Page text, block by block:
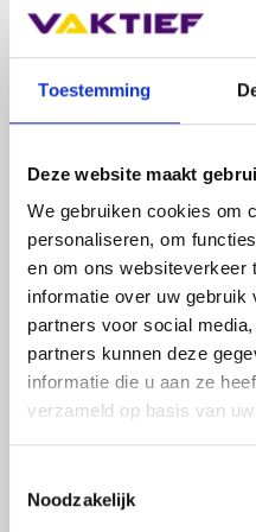
Toestemming
Deze website maakt
We gebruiken cookies om
personaliseren, om
en om ons websiteverkeer
informatie over uw gebruik
partners voor social
partners kunnen deze
informatie die u aan ze
verzameld op basis van
Noodzakelijk
eindproducten die
zoals bijvoorbeeld in de